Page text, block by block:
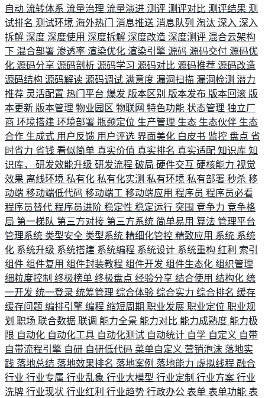
自动 流转体系 流量治理 流量演进 测评 测评对比 测评结果 测
试排名 测试环境 海外热门 消息推送 消息队列 淘汰 深入 深入
拆解 深度 深度使用 深度拆解 深度改造 深度测评 混合云架构
下 混合部署 渗透率 渲染优化 渲染引擎 源码 源码交付 源码优
化 源码分享 源码剖析 源码学习 源码对比 源码推荐 源码改造
源码结构 源码解读 源码调试 满意度 漏洞扫描 漏洞检测 潜力
推荐 灵活配置 热门平台 爆发 版本区别 版本发布 版本回滚 版
本更新 版本管理 物业园区 物联网 特色功能 状态管理 独立厂
商 环境搭建 环境部署 瓶颈定位 生产管理 生态 生态伙伴 生态
合作 生成式 用户反馈 用户评选 界面美化 白皮书 监控 盘点 省
时省力 省钱 看似简单 真实价值 真实排名 真实适配 知识库 知
识库， 研发效能升级 研发流程 破局 硬件交互 硬核能力 视觉
效果 离线环境 私有化 私有化实测 私有环境 私有部署 秒杀 移
动端 移动端低代码 移动端工 移动端应用 程序员 程序员必看
程序员替代 程序员进阶 稳定性 稳定运行 突围 竞争力 竞争格
局 第一梯队 第三方对接 第三方系统 简单易用 算法 管理平台
管理系统 类型安全 类型系统 精细化管控 精致应用 系统 系统
化 系统升级 系统搭建 系统编程 系统设计 系统重构 红利 索引
组件 组件复用 组件封装教程 组件开发 组件生态化 组织管理
细粒度控制 终极榜单 终极盘点 经验分享 结合使用 结构化 统
一开发 统一登录 统筹管理 综合体验 综合实力 综合排名 缓存
缓存问题 编排引擎 编程 缩短周期 职业发展 职业定位 职业规
划 职场 联合数据 联调 能力全景 能力对比 能力成熟度 能力极
限 自动化 自动化工具 自动化测试 自动统计 自学 自定义 自带
自带流程引擎 自研 自研低代码 菜单自定义 营销泡沫 落地实
践 落地总结 落地效果排名 落地案例 落地能力 虚拟线程 融合
行业 行业专属 行业乱象 行业大模型 行业定制 行业方案 行业
洗牌 行业现状 行业红利 行业趋势 行政办公 表单 表单功能 表